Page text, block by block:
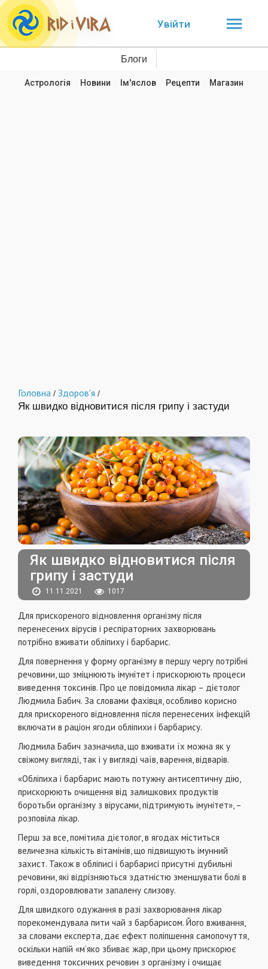
Увійти
Блоги
Астрологія Новини Ім'яслов Рецепти Магазин
Головна / Здоров'я /
Як швидко відновитися після грипу і застуди
Як швидко відновитися після
грипу і застуди
11.11.2021 1017
Для прискореного відновлення організму після
перенесених вірусів і респіраторних захворювань
потрібно вживати обліпиху і барбарис.
Для повернення у форму організму в першу чергу потрібні
речовини, що зміцнюють імунітет і прискорюють процеси
виведення токсинів. Про це повідомила лікар – дієтолог
Людмила Бабич. За словами фахівця, особливо корисно
для прискореного відновлення після перенесених інфекцій
включати в раціон ягоди обліпихи і барбарису.
Людмила Бабич зазначила, що вживати їх можна як у
свіжому вигляді, так і у вигляді чаїв, варення, відварів.
«Обліпиха і барбарис мають потужну антисептичну дію,
прискорюють очищення від залишкових продуктів
боротьби організму з вірусами, підтримують імунітет», –
розповіла лікар.
Перш за все, помітила дієтолог, в ягодах міститься
величезна кількість вітамінів, що підвищують імунний
захист. Також в обліписі і барбарисі присутні дубильні
речовини, які відрізняються здатністю зменшувати болі в
горлі, оздоровлювати запалену слизову.
Для швидкого одужання в разі захворювання лікар
порекомендувала пити чай з барбарисом. Його вживання,
за словами експерта, дає ефект поліпшення самопочуття,
оскільки напій «м’яко збиває жар, при цьому прискорює
виведення токсичних речовин з організму і очищає